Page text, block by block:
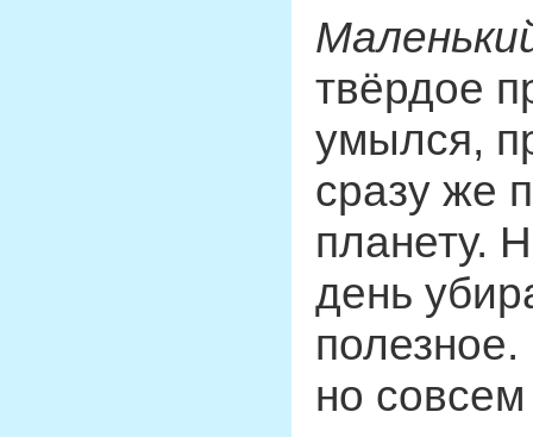
твёрдое
умылся,
сразу же
планету.
день
но